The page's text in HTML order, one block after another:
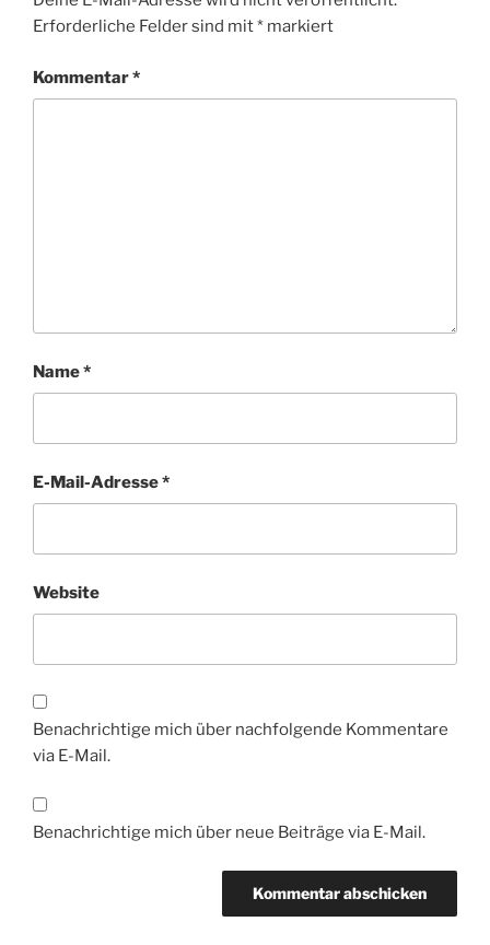
Erforderliche Felder sind mit* markiert
Kommentar*
Name*
E-Mail-Adresse*
Website
Benachrichtige mich über nachfolgende Kommentare
via E-Mail.
Benachrichtige mich über neue Beiträge via E-Mail.